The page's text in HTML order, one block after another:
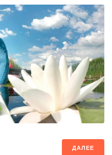
ДАЛЕЕ